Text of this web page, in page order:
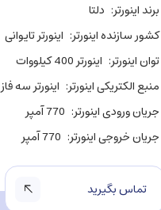
برند اینورتر دلتا
کشور سازنده اینورتر اینورتر تایوانی
توان اینورتر اینورتر 400 کیلووات
منبع الکتریکی اینورتر اینورتر سه فاز
جریان ورودی اینورتر 770 آمپر
جریان خروجی اینورتر 770 آمپر
تماس بگیرید